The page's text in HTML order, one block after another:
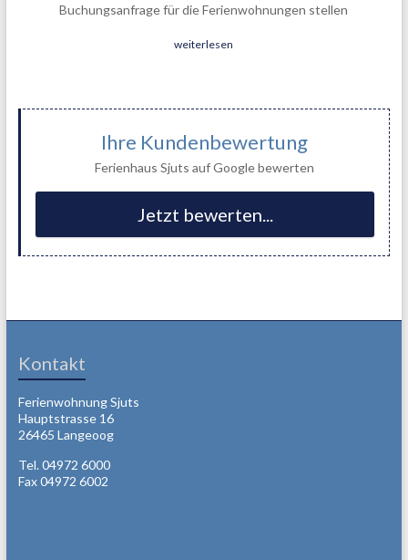
Buchungsanfrage für die Ferienwohnungen stellen
weiterlesen
Ihre Kundenbewertung
Ferienhaus Sjuts auf Google bewerten
Jetzt bewerten...
Kontakt
Ferienwohnung Sjuts
Hauptstrasse 16
26465 Langeoog
Tel. 04972 6000
Fax 04972 6002